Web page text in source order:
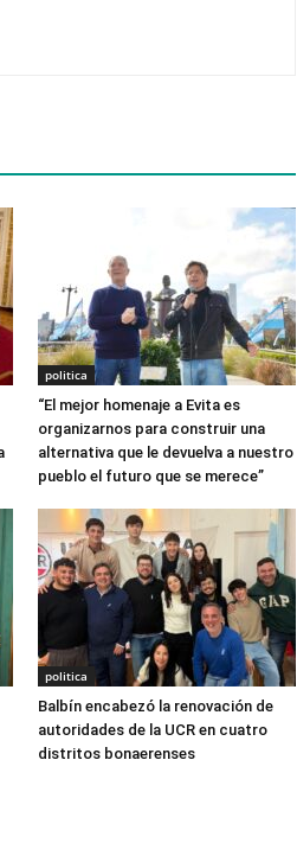
politica
“El mejor homenaje a Evita es
organizarnos para construir una
alternativa que le devuelva a nuestro
pueblo el futuro que se merece”
politica
Balbín encabezó la renovación de
autoridades de la UCR en cuatro
distritos bonaerenses